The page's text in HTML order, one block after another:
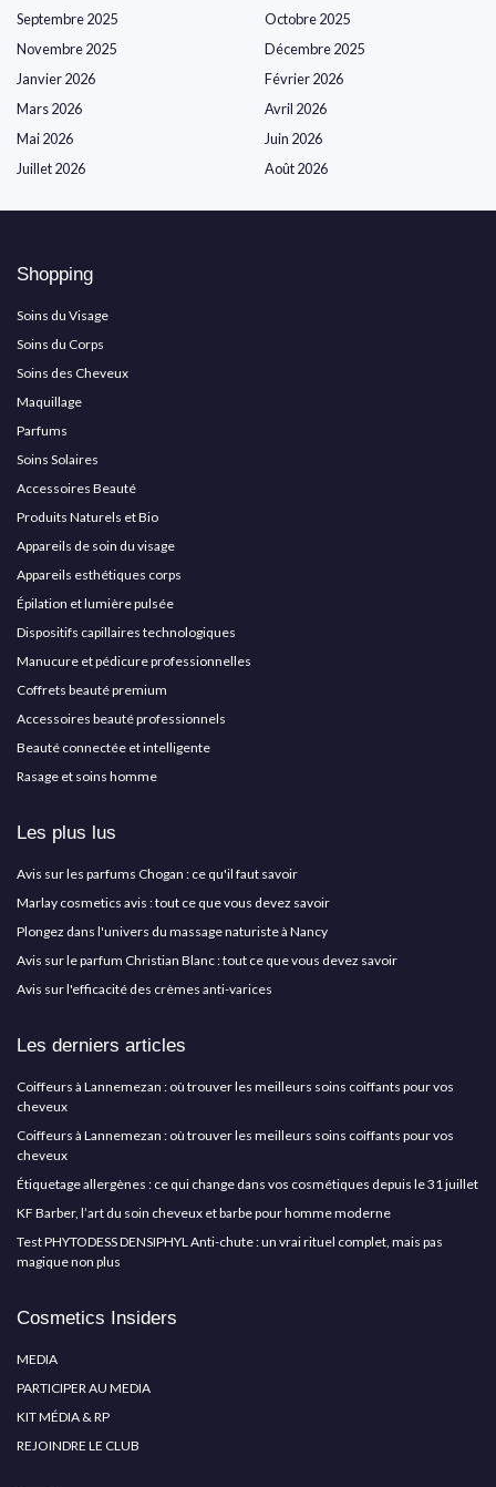
Septembre 2025
Octobre 2025
Novembre 2025
Décembre 2025
Janvier 2026
Février 2026
Mars 2026
Avril 2026
Mai 2026
Juin 2026
Juillet 2026
Août 2026
Shopping
Soins du Visage
Soins du Corps
Soins des Cheveux
Maquillage
Parfums
Soins Solaires
Accessoires Beauté
Produits Naturels et Bio
Appareils de soin du visage
Appareils esthétiques corps
Épilation et lumière pulsée
Dispositifs capillaires technologiques
Manucure et pédicure professionnelles
Coffrets beauté premium
Accessoires beauté professionnels
Beauté connectée et intelligente
Rasage et soins homme
Les plus lus
Avis sur les parfums Chogan : ce qu'il faut savoir
Marlay cosmetics avis : tout ce que vous devez savoir
Plongez dans l'univers du massage naturiste à Nancy
Avis sur le parfum Christian Blanc : tout ce que vous devez savoir
Avis sur l'efficacité des crèmes anti-varices
Les derniers articles
Coiffeurs à Lannemezan : où trouver les meilleurs soins coiffants pour vos
cheveux
Coiffeurs à Lannemezan : où trouver les meilleurs soins coiffants pour vos
cheveux
Étiquetage allergènes : ce qui change dans vos cosmétiques depuis le 31 juillet
KF Barber, l’art du soin cheveux et barbe pour homme moderne
Test PHYTODESS DENSIPHYL Anti-chute : un vrai rituel complet, mais pas
magique non plus
Cosmetics Insiders
MEDIA
PARTICIPER AU MEDIA
KIT MÉDIA & RP
REJOINDRE LE CLUB